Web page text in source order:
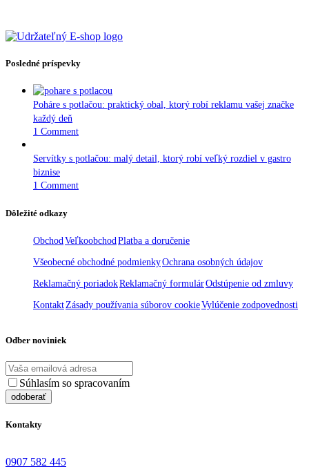
Posledné príspevky
Poháre s potlačou: praktický obal, ktorý robí reklamu vašej značke
každý deň
1 Comment
Servítky s potlačou: malý detail, ktorý robí veľký rozdiel v gastro
biznise
1 Comment
Dôležité odkazy
Obchod Veľkoobchod Platba a doručenie
Všeobecné obchodné podmienkyOchrana osobných údajov
Reklamačný poriadokReklamačný formulárOdstúpenie od zmluvy
Kontakt Zásady používania súborov cookieVylúčenie zodpovednosti
Odber noviniek
Súhlasím so spracovaním
Kontakty
0907 582 445